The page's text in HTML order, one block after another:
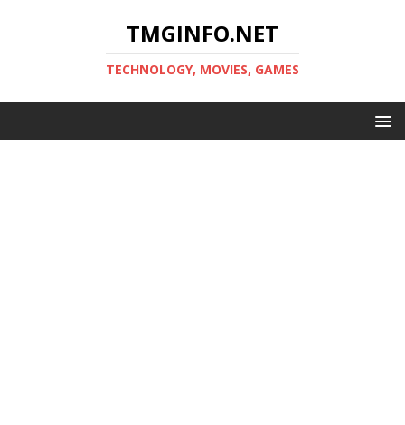
TMGINFO.NET
ТECHNOLOGY, MOVIES, GAMES